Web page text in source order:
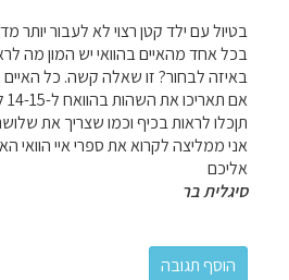
בטיול עם ילד קטן רצוי לא לעבור יותר
בכל אחד מהאיים בהוואי יש המון מה לראות ולעשות ולכן ב12
באיזה לבחור? זו שאלה קשה. כל האיים
אם תאריכו את השהות בהוואח ל-14-15 לילות
תןכלו לראות בכיף וכמו שצריך את
אני ממליצה לקרוא את ספרי איי הוואי
אליכם
סיגלית בר